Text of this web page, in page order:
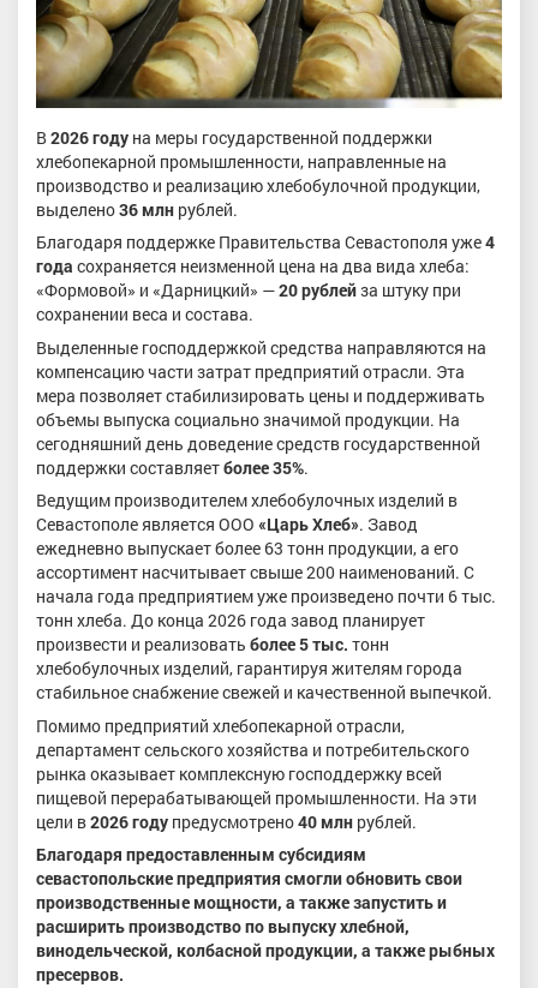
В2026 году на меры государственной поддержки
хлебопекарной промышленности, направленные на
производство и реализацию хлебобулочной продукции,
выделено36 млн рублей.
Благодаря поддержке Правительства Севастополя уже4
года сохраняется неизменной цена на два вида хлеба:
«Формовой» и «Дарницкий» —20 рублейза штуку при
сохранении веса и состава.
Выделенные господдержкой средства направляются на
компенсацию части затрат предприятий отрасли. Эта
мера позволяет стабилизировать цены и поддерживать
объемы выпуска социально значимой продукции. На
сегодняшний день доведение средств государственной
поддержки составляетболее 35%.
Ведущим производителем хлебобулочных изделий в
Севастополе является ООО «Царь Хлеб». Завод
ежедневно выпускает более 63 тонн продукции, а его
ассортимент насчитывает свыше 200 наименований. С
начала года предприятием уже произведено почти 6 тыс.
тонн хлеба. До конца 2026 года завод планирует
произвести и реализовать более 5 тыс. тонн
хлебобулочных изделий, гарантируя жителям города
стабильное снабжение свежей и качественной выпечкой.
Помимо предприятий хлебопекарной отрасли,
департамент сельского хозяйства и потребительского
рынка оказывает комплексную господдержку всей
пищевой перерабатывающей промышленности. На эти
цели в2026 году предусмотрено40 млн рублей.
Благодаря предоставленным субсидиям
севастопольские предприятия смогли обновить свои
производственные мощности, а также запустить и
расширить производство по выпуску хлебной,
винодельческой, колбасной продукции, а также рыбных
пресервов.